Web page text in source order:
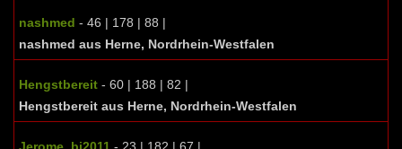
nashmed - 46 | 178 | 88 |
nashmed aus Herne, Nordrhein-Westfalen
Hengstbereit - 60 | 188 | 82 |
Hengstbereit aus Herne, Nordrhein-Westfalen